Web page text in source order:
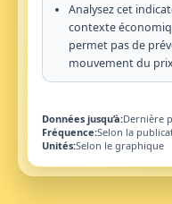
Analysez cet
contexte
permet pas de
mouvement du
Données jusqu’à:Dernière
Fréquence:Selon la
Unités:Selon le graphique